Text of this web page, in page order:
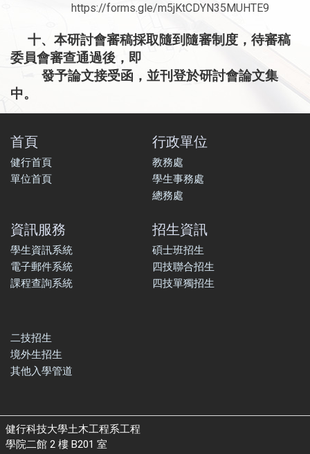
https://forms.gle/m5jKtCDYN35MUHTE9
十、本研討會審稿採取隨到隨審制度，待審稿
委員會審查通過後，即
發予論文接受函，並刊登於研討會論文集
中。
首頁
健行首頁
單位首頁
行政單位
教務處
學生事務處
總務處
資訊服務
學生資訊系統
電子郵件系統
課程查詢系統
招生資訊
碩士班招生
四技聯合招生
四技單獨招生
二技招生
境外生招生
其他入學管道
健行科技大學土木工程系工程
學院二館 2 樓 B201 室